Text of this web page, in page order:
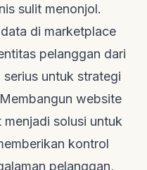
sulit menonjol.
di marketplace
pelanggan dari
serius untuk strategi
website
solusi untuk
kontrol
pelanggan,